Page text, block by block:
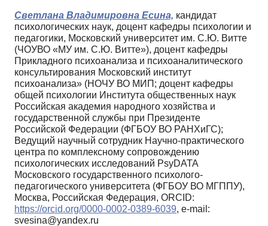
Светлана Владимировна Есина, кандидат
психологических наук, доцент кафедры психологии и
педагогики, Московский университет им. С.Ю. Витте
(ЧОУВО «МУ им. С.Ю. Витте»), доцент кафедры
Прикладного психоанализа и психоаналитического
консультирования Московский институт
психоанализа» (НОЧУ ВО МИП; доцент кафедры
общей психологии Института общественных наук
Российская академия народного хозяйства и
государственной службы при Президенте
Российской Федерации (ФГБОУ ВО РАНХиГС);
Ведущий научный сотрудник Научно-практического
центра по комплексному сопровождению
психологических исследований PsyDATA
Московского государственного психолого-
педагогического университета (ФГБОУ ВО МГППУ),
Москва, Российская Федерация, ORCID:
https://orcid.org/0000-0002-0389-6039, e-mail:
svesina@yandex.ru